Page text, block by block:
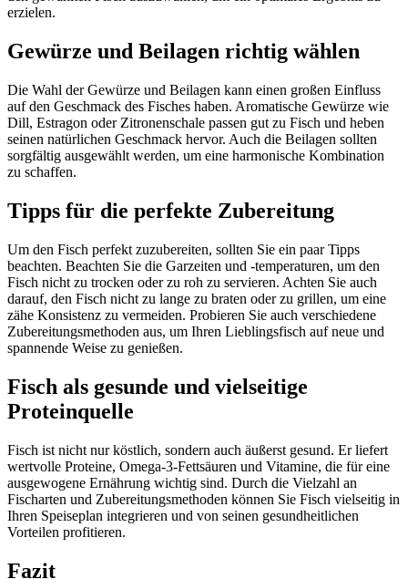
erzielen.
Gewürze und Beilagen richtig wählen
Die Wahl der Gewürze und Beilagen kann einen großen Einfluss
auf den Geschmack des Fisches haben. Aromatische Gewürze wie
Dill, Estragon oder Zitronenschale passen gut zu Fisch und heben
seinen natürlichen Geschmack hervor. Auch die Beilagen sollten
sorgfältig ausgewählt werden, um eine harmonische Kombination
zu schaffen.
Tipps für die perfekte Zubereitung
Um den Fisch perfekt zuzubereiten, sollten Sie ein paar Tipps
beachten. Beachten Sie die Garzeiten und -temperaturen, um den
Fisch nicht zu trocken oder zu roh zu servieren. Achten Sie auch
darauf, den Fisch nicht zu lange zu braten oder zu grillen, um eine
zähe Konsistenz zu vermeiden. Probieren Sie auch verschiedene
Zubereitungsmethoden aus, um Ihren Lieblingsfisch auf neue und
spannende Weise zu genießen.
Fisch als gesunde und vielseitige
Proteinquelle
Fisch ist nicht nur köstlich, sondern auch äußerst gesund. Er liefert
wertvolle Proteine, Omega-3-Fettsäuren und Vitamine, die für eine
ausgewogene Ernährung wichtig sind. Durch die Vielzahl an
Fischarten und Zubereitungsmethoden können Sie Fisch vielseitig in
Ihren Speiseplan integrieren und von seinen gesundheitlichen
Vorteilen profitieren.
Fazit